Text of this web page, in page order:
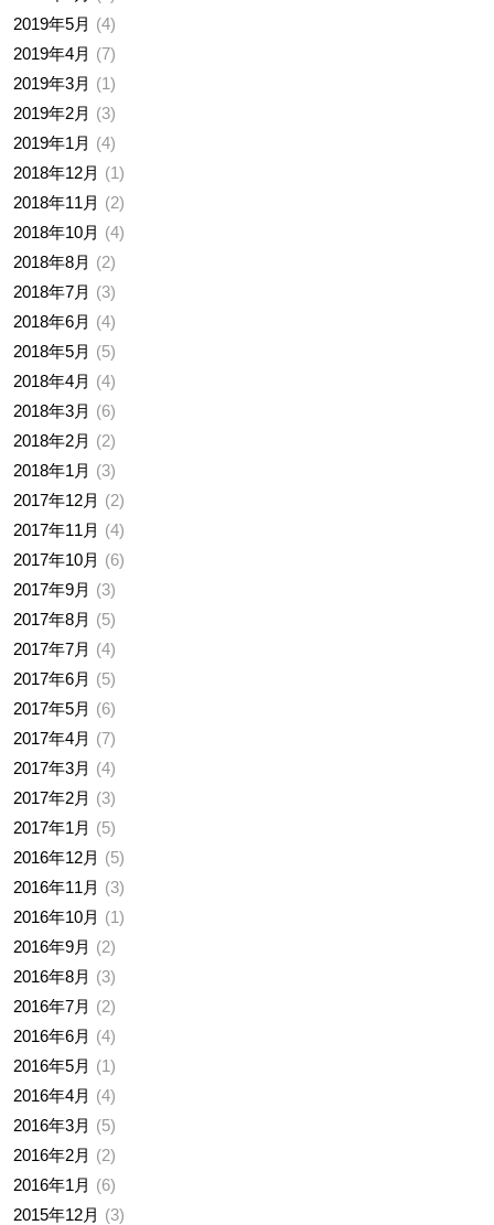
2019年5月
4
2019年4月
7
2019年3月
1
2019年2月
3
2019年1月
4
2018年12月
1
2018年11月
2
2018年10月
4
2018年8月
2
2018年7月
3
2018年6月
4
2018年5月
5
2018年4月
4
2018年3月
6
2018年2月
2
2018年1月
3
2017年12月
2
2017年11月
4
2017年10月
6
2017年9月
3
2017年8月
5
2017年7月
4
2017年6月
5
2017年5月
6
2017年4月
7
2017年3月
4
2017年2月
3
2017年1月
5
2016年12月
5
2016年11月
3
2016年10月
1
2016年9月
2
2016年8月
3
2016年7月
2
2016年6月
4
2016年5月
1
2016年4月
4
2016年3月
5
2016年2月
2
2016年1月
6
2015年12月
3